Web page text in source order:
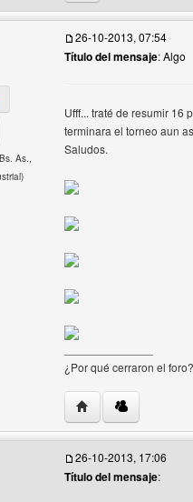
del usuario
As.,
26-10-2013, 07:54
Título del mensaje: Algo
Ufff... traté de resumir 16
terminara el torneo aun
Saludos.
¿Por qué cerraron el foro?
Visitar sitio web del
26-10-2013, 17:06
Título del mensaje: